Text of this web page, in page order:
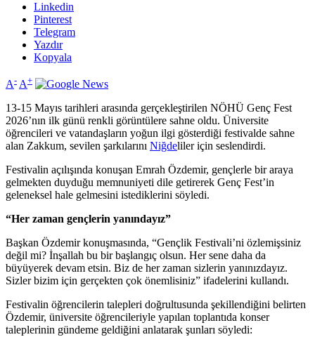
Linkedin
Pinterest
Telegram
Yazdır
Kopyala
A- A+
13-15 Mayıs tarihleri arasında gerçekleştirilen NÖHÜ Genç Fest
2026’nın ilk günü renkli görüntülere sahne oldu. Üniversite
öğrencileri ve vatandaşların yoğun ilgi gösterdiği festivalde sahne
alan Zakkum, sevilen şarkılarını Niğdeliler için seslendirdi.
Festivalin açılışında konuşan Emrah Özdemir, gençlerle bir araya
gelmekten duyduğu memnuniyeti dile getirerek Genç Fest’in
geleneksel hale gelmesini istediklerini söyledi.
“Her zaman gençlerin yanındayız”
Başkan Özdemir konuşmasında, “Gençlik Festivali’ni özlemişsiniz
değil mi? İnşallah bu bir başlangıç olsun. Her sene daha da
büyüyerek devam etsin. Biz de her zaman sizlerin yanınızdayız.
Sizler bizim için gerçekten çok önemlisiniz” ifadelerini kullandı.
Festivalin öğrencilerin talepleri doğrultusunda şekillendiğini belirten
Özdemir, üniversite öğrencileriyle yapılan toplantıda konser
taleplerinin gündeme geldiğini anlatarak şunları söyledi: